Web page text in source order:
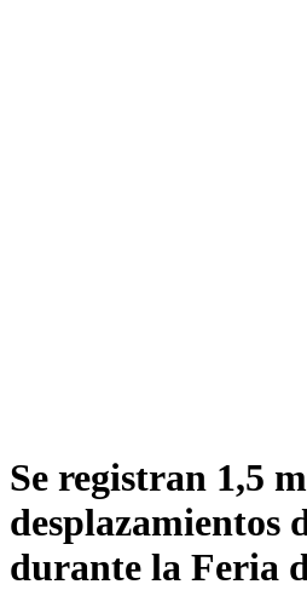
Se registran 1,5
desplazamientos
durante la Feria